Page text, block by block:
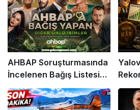
AHBAP Soruşturmasında
İncelenen Bağış Listesi
Gündemde